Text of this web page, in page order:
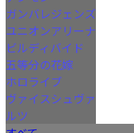
ガンバレジェンズ
ユニオンアリーナ
ビルディバイド
五等分の花嫁
ホロライブ
ヴァイスシュヴァ
ルツ